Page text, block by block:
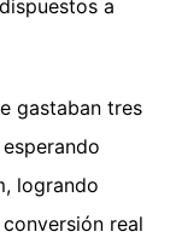
a
gastaban tres
logrando
real